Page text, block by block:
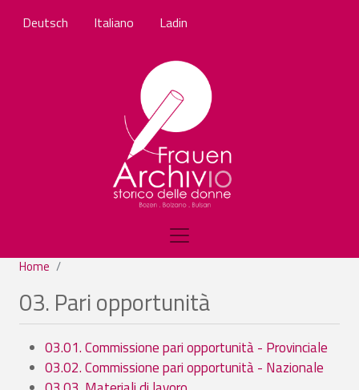
Deutsch Italiano Ladin
Home
03. Pari opportunità
03.01. Commissione pari opportunità - Provinciale
03.02. Commissione pari opportunità - Nazionale